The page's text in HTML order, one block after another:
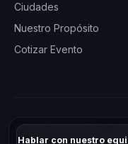
Hablar con nuestro
Ciudades
Nuestro Propósito
Cotizar Evento
© 2026 CHM México —
los